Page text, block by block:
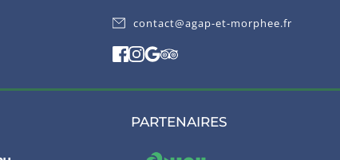
contact@agap-et-morphee.fr
PARTENAIRES